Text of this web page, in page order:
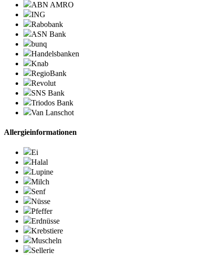
ABN AMRO
ING
Rabobank
ASN Bank
bunq
Handelsbanken
Knab
RegioBank
Revolut
SNS Bank
Triodos Bank
Van Lanschot
Allergieinformationen
Ei
Halal
Lupine
Milch
Senf
Nüsse
Pfeffer
Erdnüsse
Krebstiere
Muscheln
Sellerie